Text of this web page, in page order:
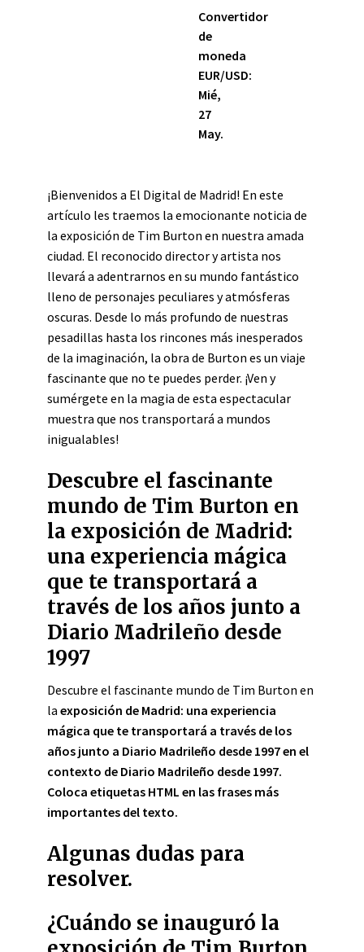
¡Bienvenidos a El Digital de Madrid! En este
artículo les traemos la emocionante noticia de
la exposición de Tim Burton en nuestra amada
ciudad. El reconocido director y artista nos
llevará a adentrarnos en su mundo fantástico
lleno de personajes peculiares y atmósferas
oscuras. Desde lo más profundo de nuestras
pesadillas hasta los rincones más inesperados
de la imaginación, la obra de Burton es un viaje
fascinante que no te puedes perder. ¡Ven y
sumérgete en la magia de esta espectacular
muestra que nos transportará a mundos
inigualables!
Descubre el fascinante
mundo de Tim Burton en
la exposición de Madrid:
una experiencia mágica
que te transportará a
través de los años junto a
Diario Madrileño desde
1997
Descubre el fascinante mundo de Tim Burton en
la exposición de Madrid: una experiencia
mágica que te transportará a través de los
años junto a Diario Madrileño desde 1997 en el
contexto de Diario Madrileño desde 1997.
Coloca etiquetas HTML en las frases más
importantes del texto.
Algunas dudas para
resolver.
¿Cuándo se inauguró la
Convertidor
de
moneda
EUR/USD:
Mié,
27
May.